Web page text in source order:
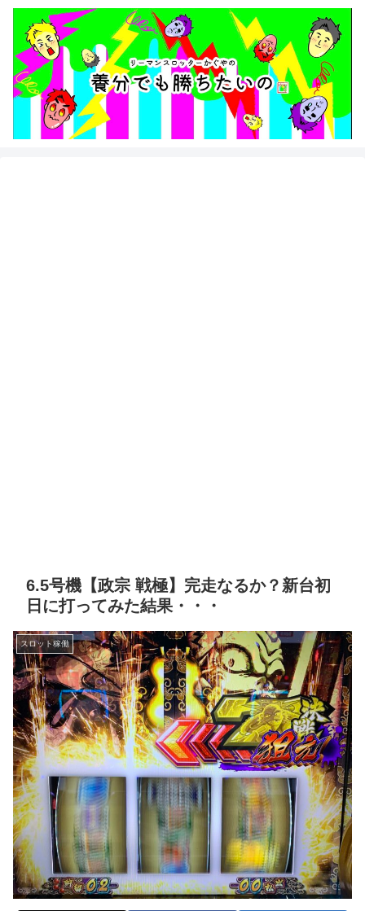
6.5号機【政宗 戦極】完走なるか？新台初
日に打ってみた結果・・・
スロット稼働